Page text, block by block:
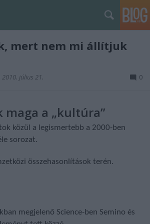
mert nem mi állítjuk
2010. július 21. 0
a „kultúra”
közül a legismertebb a 2000-ben
sorozat.
összehasonlítások terén.
megjelenő Science-ben Semino és